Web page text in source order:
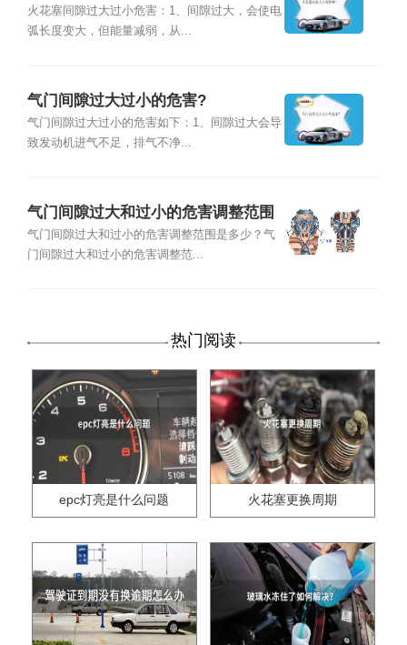
火花塞间隙过大过小危害：1、间隙过大，会使电
弧长度变大，但能量减弱，从...
气门间隙过大过小的危害?
气门间隙过大过小的危害如下：1、间隙过大会导
致发动机进气不足，排气不净...
气门间隙过大和过小的危害调整范围
是多少
气门间隙过大和过小的危害调整范围是多少？气
门间隙过大和过小的危害调整范...
热门阅读
epc灯亮是什么问题 火花塞更换周期